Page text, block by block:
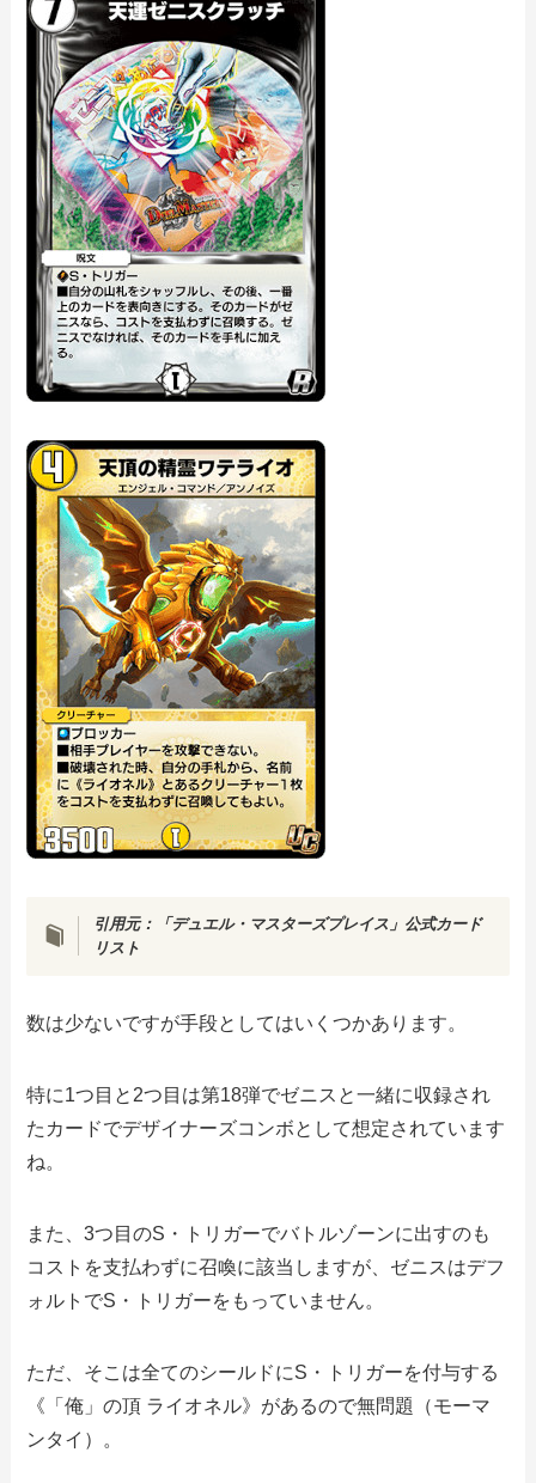
引用元：「デュエル・マスターズプレイス」公式カード
リスト
数は少ないですが手段としてはいくつかあります。
特に1つ目と2つ目は第18弾でゼニスと一緒に収録され
たカードでデザイナーズコンボとして想定されています
ね。
また、3つ目のS・トリガーでバトルゾーンに出すのも
コストを支払わずに召喚に該当しますが、ゼニスはデフ
ォルトでS・トリガーをもっていません。
ただ、そこは全てのシールドにS・トリガーを付与する
《「俺」の頂 ライオネル》があるので無問題（モーマ
ンタイ）。